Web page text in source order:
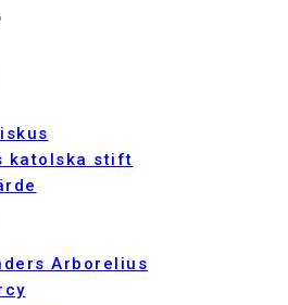
katolska stift
Arborelius